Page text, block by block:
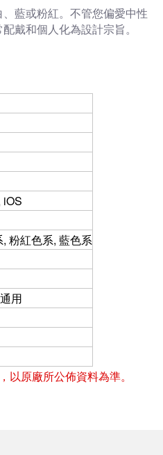
藍或粉紅。 不管您偏愛中性
戴和個人化為設計宗旨。
iOS
粉紅色系, 藍色系
用
以原廠所公佈資料為準。